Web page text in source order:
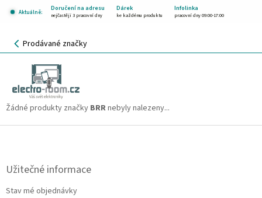
Aktuálně:
Doručení na adresu Dárek Infolinka
nejčastěji 3 pracovní dny ke každému produktu pracovní dny 09:00-17:00
NÁKUPNÍ
KOŠÍK
Prodávané značky
Žádné produkty značky BRRnebyly nalezeny...
Z
Užitečné informace
Stav mé objednávky